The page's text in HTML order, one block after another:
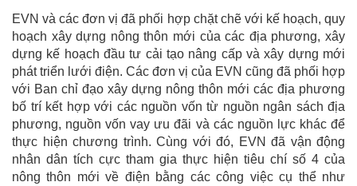
EVN và các đơn vị đã phối hợp chặt chẽ với kế hoạch, quy
hoạch xây dựng nông thôn mới của các địa phương, xây
dựng kế hoạch đầu tư cải tạo nâng cấp và xây dựng mới
phát triển lưới điện. Các đơn vị của EVN cũng đã phối hợp
với Ban chỉ đạo xây dựng nông thôn mới các địa phương
bố trí kết hợp với các nguồn vốn từ nguồn ngân sách địa
phương, nguồn vốn vay ưu đãi và các nguồn lực khác để
thực hiện chương trình. Cùng với đó, EVN đã vận động
nhân dân tích cực tham gia thực hiện tiêu chí số 4 của
nông thôn mới về điện bằng các công việc cụ thể như